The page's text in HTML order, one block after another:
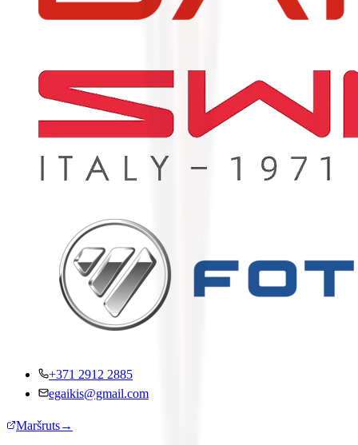
+371 2912 2885
egaikis@gmail.com
Maršruts→